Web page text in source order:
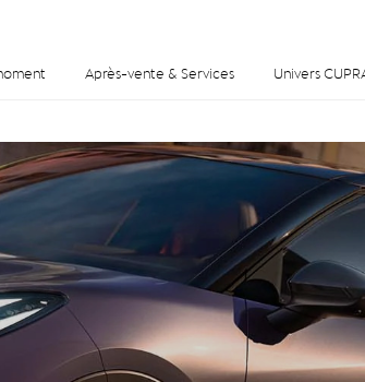
Après-vente & Services Univers